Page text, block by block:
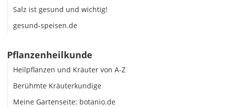
Salz ist gesund und wichtig!
gesund-speisen.de
Pflanzenheilkunde
Heilpflanzen und Kräuter von A-Z
Berühmte Kräuterkundige
Meine Gartenseite: botanio.de